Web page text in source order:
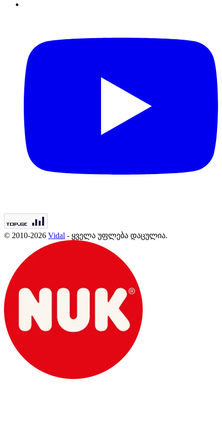
© 2010-2026 Vidal - ყველა უფლება დაცულია.